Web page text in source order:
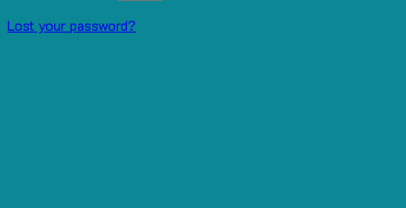
Lost your password?